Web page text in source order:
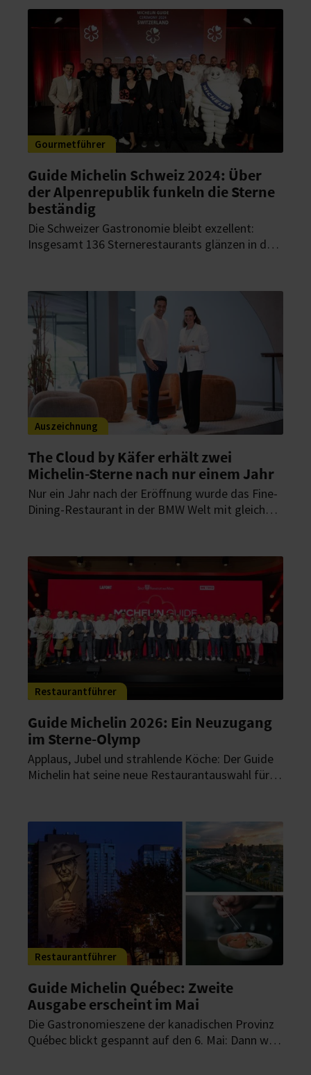
Gourmetführer
Guide Michelin Schweiz 2024: Über
der Alpenrepublik funkeln die Sterne
beständig
Die Schweizer Gastronomie bleibt exzellent:
Insgesamt 136 Sternerestaurants glänzen in der
Auszeichnung
The Cloud by Käfer erhält zwei
Michelin-Sterne nach nur einem Jahr
Nur ein Jahr nach der Eröffnung wurde das Fine-
Dining-Restaurant in der BMW Welt mit gleich
Küchenchef Jens Madsen und seinem Team, das
internationale Einflüsse mit präzisem Handwerk
verbindet.
Restaurantführer
Guide Michelin 2026: Ein Neuzugang
im Sterne-Olymp
Applaus, Jubel und strahlende Köche: Der Guide
Michelin hat seine neue Restaurantauswahl für
Neuzugang bereichert dabei die Gastro-Spitze im
Land.
Restaurantführer
Guide Michelin Québec: Zweite
Ausgabe erscheint im Mai
Die Gastronomieszene der kanadischen Provinz
Québec blickt gespannt auf den 6. Mai: Dann wird